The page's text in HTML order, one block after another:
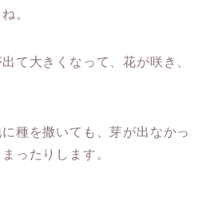
。
て大きくなって、花が咲き、
種を撒いても、芽が出なかっ
ったりします。